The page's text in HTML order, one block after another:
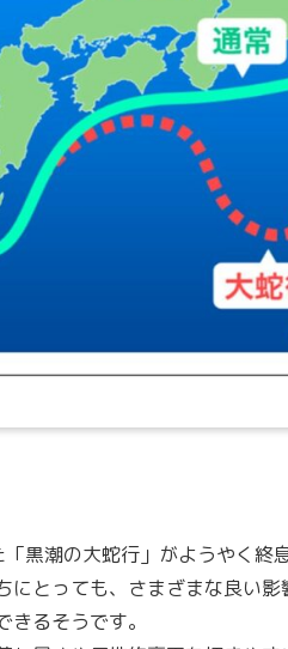
黒潮の大蛇行」がようやく終
にとっても、さまざまな良い影
るそうです。